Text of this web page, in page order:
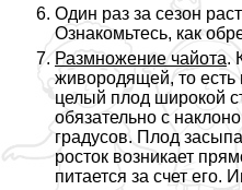
Один раз за сезон
Ознакомьтесь, как
Размножение чайота.
живородящей, то
целый плод широкой
обязательно с
градусов. Плод
росток возникает
питается за счет его.